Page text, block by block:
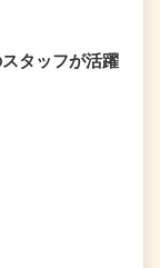
タッフが活躍